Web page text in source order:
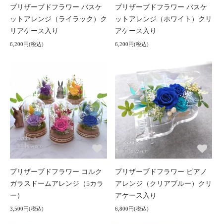
プリザーブドフラワー バスケ
ットアレンジ（ライラック）ク
リアケース入り
6,200円(税込)
プリザーブドフラワー バスケ
ットアレンジ（ホワイト）クリ
アケース入り
6,200円(税込)
プリザーブドフラワー コルク
ガラスドームアレンジ（5カラ
ー）
3,500円(税込)
プリザーブドフラワー ピアノ
アレンジ（クリアブルー）クリ
アケース入り
6,800円(税込)